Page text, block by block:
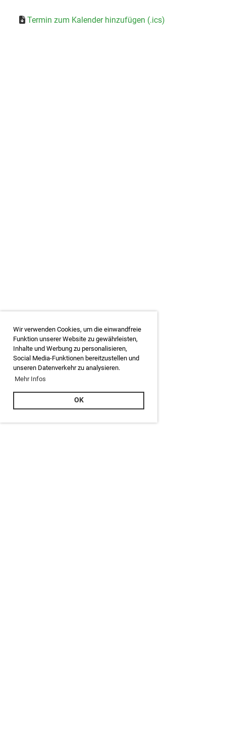
Wir verwenden Cookies, um die einwandfreie
Funktion unserer Website zu gewährleisten,
Inhalte und Werbung zu personalisieren,
Social Media-Funktionen bereitzustellen und
unseren Datenverkehr zu analysieren.
Mehr Infos
OK
Termin zum Kalender hinzufügen (.ics)